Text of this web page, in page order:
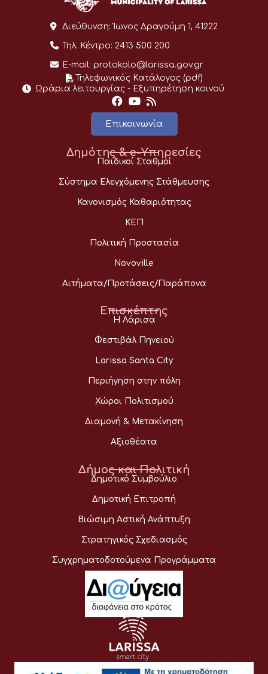
Διεύθυνση: Ίωνος Δραγούμη 1, 41222
Τηλ. Κέντρο: 2413 500 200
E-mail: protokolo@larissa.gov.gr
Τηλεφωνικός Κατάλογος (pdf)
Ωράρια λειτουργίας - Eξυπηρέτηση κοινού
Επικοινωνία
Δημότης & e-Υπηρεσίες
Παιδικοί Σταθμοί
Σύστημα Ελεγχόμενης Στάθμευσης
Κανονισμός Καθαριότητας
ΚΕΠ
Πολιτική Προστασία
Novoville
Αιτήματα/Προτάσεις/Παράπονα
Επισκέπτης
Η Λάρισα
Φεστιβάλ Πηνειού
Larissa Santa City
Περιήγηση στην πόλη
Χώροι Πολιτισμού
Διαμονή & Μετακίνηση
Αξιοθέατα
Δήμος και Πολιτική
Δημοτικό Συμβούλιο
Δημοτική Επιτροπή
Βιώσιμη Αστική Ανάπτυξη
Στρατηγικός Σχεδιασμός
Συγχρηματοδοτούμενα Προγράμματα